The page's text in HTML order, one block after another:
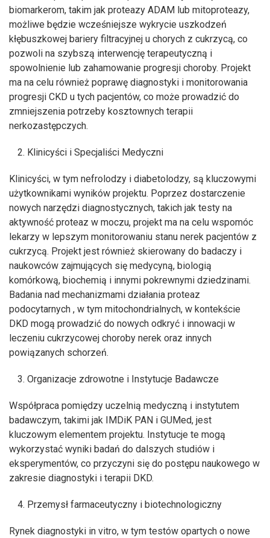
biomarkerom, takim jak proteazy ADAM lub mitoproteazy,
możliwe będzie wcześniejsze wykrycie uszkodzeń
kłębuszkowej bariery filtracyjnej u chorych z cukrzycą, co
pozwoli na szybszą interwencję terapeutyczną i
spowolnienie lub zahamowanie progresji choroby. Projekt
ma na celu również poprawę diagnostyki i monitorowania
progresji CKD u tych pacjentów, co może prowadzić do
zmniejszenia potrzeby kosztownych terapii
nerkozastępczych.
Klinicyści i Specjaliści Medyczni
Klinicyści, w tym nefrolodzy i diabetolodzy, są kluczowymi
użytkownikami wyników projektu. Poprzez dostarczenie
nowych narzędzi diagnostycznych, takich jak testy na
aktywność proteaz w moczu, projekt ma na celu wspomóc
lekarzy w lepszym monitorowaniu stanu nerek pacjentów z
cukrzycą. Projekt jest również skierowany do badaczy i
naukowców zajmujących się medycyną, biologią
komórkową, biochemią i innymi pokrewnymi dziedzinami.
Badania nad mechanizmami działania proteaz
podocytarnych , w tym mitochondrialnych, w kontekście
DKD mogą prowadzić do nowych odkryć i innowacji w
leczeniu cukrzycowej choroby nerek oraz innych
powiązanych schorzeń.
Organizacje zdrowotne i Instytucje Badawcze
Współpraca pomiędzy uczelnią medyczną i instytutem
badawczym, takimi jak IMDiK PAN i GUMed, jest
kluczowym elementem projektu. Instytucje te mogą
wykorzystać wyniki badań do dalszych studiów i
eksperymentów, co przyczyni się do postępu naukowego w
zakresie diagnostyki i terapii DKD.
Przemysł farmaceutyczny i biotechnologiczny
Rynek diagnostyki in vitro, w tym testów opartych o nowe